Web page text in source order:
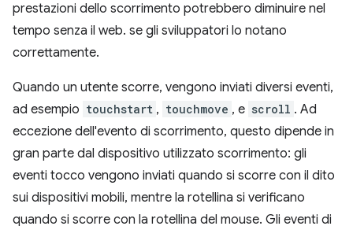
prestazioni dello scorrimento potrebbero diminuire nel
tempo senza il web. se gli sviluppatori lo notano
correttamente.
Quando un utente scorre, vengono inviati diversi eventi,
ad esempio touchstart , touchmove , e scroll . Ad
eccezione dell'evento di scorrimento, questo dipende in
gran parte dal dispositivo utilizzato scorrimento: gli
eventi tocco vengono inviati quando si scorre con il dito
sui dispositivi mobili, mentre la rotellina si verificano
quando si scorre con la rotellina del mouse. Gli eventi di